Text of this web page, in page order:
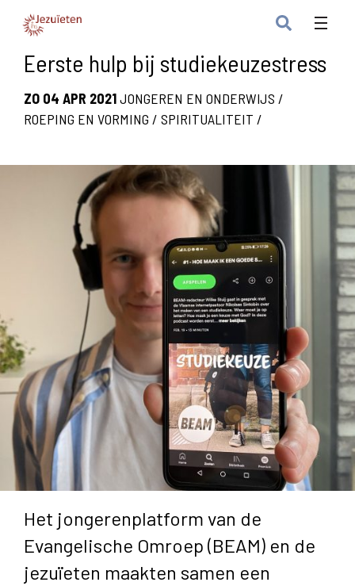
Eerste hulp bij studiekeuzestress
ZO 04 APR 2021JONGEREN EN ONDERWIJS /
ROEPING EN VORMING / SPIRITUALITEIT /
Het jongerenplatform van de
Evangelische Omroep (BEAM) en de
jezuïeten maakten samen een